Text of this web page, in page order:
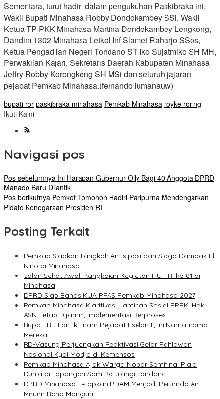
Sementara, turut hadiri dalam pengukuhan Paskibraka ini,
Wakil Bupati Minahasa Robby Dondokambey SSi, Wakil
Ketua TP-PKK Minahasa Martina Dondokambey Lengkong,
Dandim 1302 Minahasa Letkol Inf Slamet Raharjo SSos,
Ketua Pengadilan Negeri Tondano ST Iko Sujatmiko SH MH,
Perwakilan Kajari, Sekretaris Daerah Kabupaten Minahasa
Jeffry Robby Korengkeng SH MSi dan seluruh jajaran
pejabat Pemkab Minahasa.(fernando lumanauw)
bupati ror paskibraka minahasa Pemkab Minahasa royke roring
Ikuti Kami
Navigasi pos
Pos sebelumnya Ini Harapan Gubernur Olly Bagi 40 Anggota DPRD
Manado Baru Dilantik
Pos berikutnya Pemkot Tomohon Hadiri Paripurna Mendengarkan
Pidato Kenegaraan Presiden RI
Posting Terkait
Pemkab Siapkan Langkah Antisipasi dan Siaga Dampak El
Nino di Minahasa
Jalan Sehat Awali Rangkaian Kegiatan HUT RI ke-81 di
Minahasa
DPRD Siap Bahas KUA PPAS Pemkab Minahasa 2027
Pemkab Minahasa Klarifikasi Jaminan Sosial PPPK: Hak
ASN Tetap Dijamin, Implementasi Berproses
Bupati RD Lantik Enam Pejabat Eselon II, Ini Nama-nama
Mereka
RD-Vasung Perjuangkan Reaktivasi Gelar Pahlawan
Nasional Kyai Modjo di Kemensos
Pemkab Minahasa Ajak Warga Nobar Semifinal Piala
Dunia di Lapangan Sam Ratulangi Tondano
DPRD Minahasa Tetapkan PDAM Menjadi Perumda Air
Minum Rano Manguni